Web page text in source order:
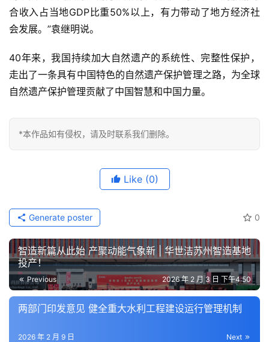
合收入占当地GDP比重50%以上，有力带动了地方经济社
会发展。”袁继明说。
40年来，我国持续加大自然遗产的系统性、完整性保护，
走出了一条具有中国特色的自然遗产保护管理之路，为全球
自然遗产保护管理贡献了中国智慧和中国力量。
*本作品如有侵权，请及时联系我们删除。
Like (0)
0
Generate poster
智造新篇从此始 产聚动能气象新 | 华世洁苏州智造基地
投产！
Previous 2026 年 2 月 3 日 下午4:50
两部门印发意见 健全重大水利工程建设运行管理机制
Next
2026 年 2 月 9 日